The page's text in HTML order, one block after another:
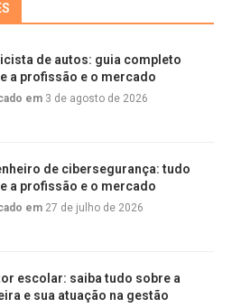
de autos: guia completo
a profissão e o mercado
em 3 de agosto de 2026
de cibersegurança: tudo
a profissão e o mercado
em 27 de julho de 2026
escolar: saiba tudo sobre a
e sua atuação na gestão